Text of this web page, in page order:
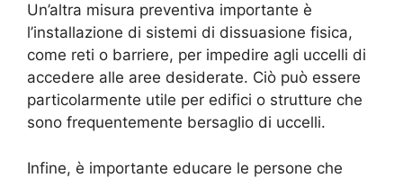
Un’altra misura preventiva importante è
l’installazione di sistemi di dissuasione fisica,
come reti o barriere, per impedire agli uccelli di
accedere alle aree desiderate. Ciò può essere
particolarmente utile per edifici o strutture che
sono frequentemente bersaglio di uccelli.
Infine, è importante educare le persone che